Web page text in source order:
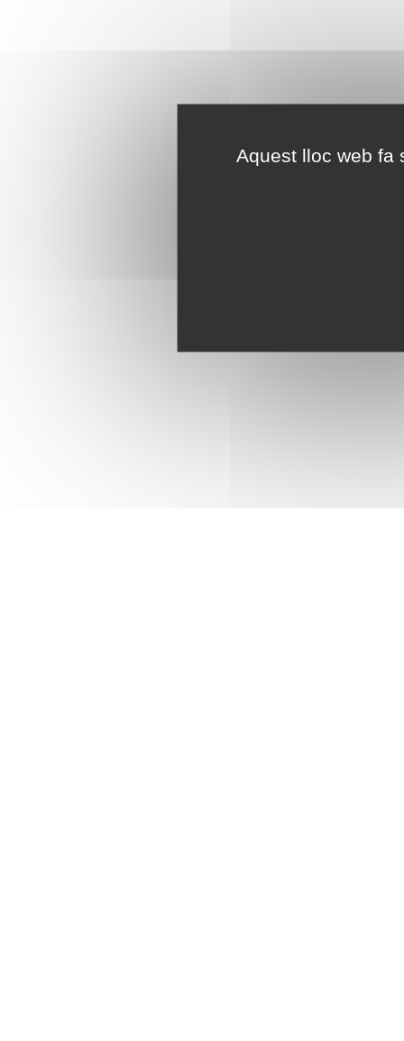
Aquest lloc web fa